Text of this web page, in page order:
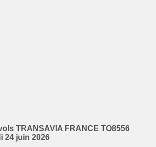
TRANSAVIA FRANCE TO8556
24 juin 2026